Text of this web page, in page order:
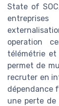
State of
operation
télémétrie et
permet de
recruter en
dépendance
une perte de